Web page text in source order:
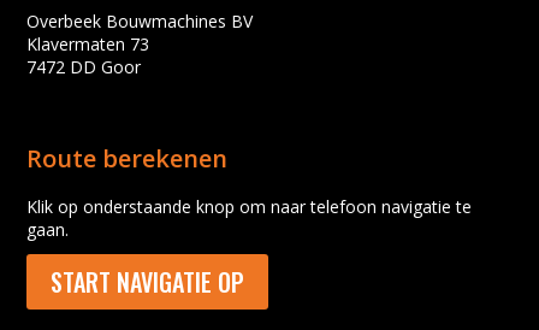
Overbeek Bouwmachines BV
Klavermaten 73
7472 DD Goor
Route berekenen
Klik op onderstaande knop om naar telefoon navigatie te
gaan.
START NAVIGATIE OP